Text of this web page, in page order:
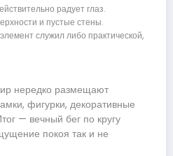
радует глаз.
и пустые стены.
служил либо практической,
нередко размещают
фигурки, декоративные
— вечный бег по кругу
покоя так и не